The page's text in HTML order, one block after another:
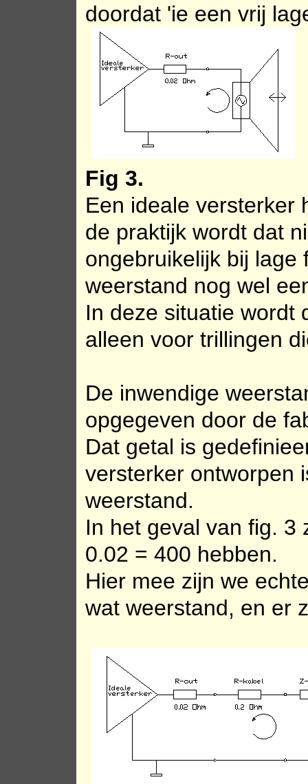
doordat 'ie een vrij
Fig 3.
Een ideale versterker
de praktijk wordt dat
ongebruikelijk bij lage
weerstand nog wel
In deze situatie wordt
alleen voor trillingen
De inwendige
opgegeven door de
Dat getal is
versterker ontworpen
weerstand.
In het geval van fig. 3
0.02 = 400 hebben.
Hier mee zijn we
wat weerstand, en er